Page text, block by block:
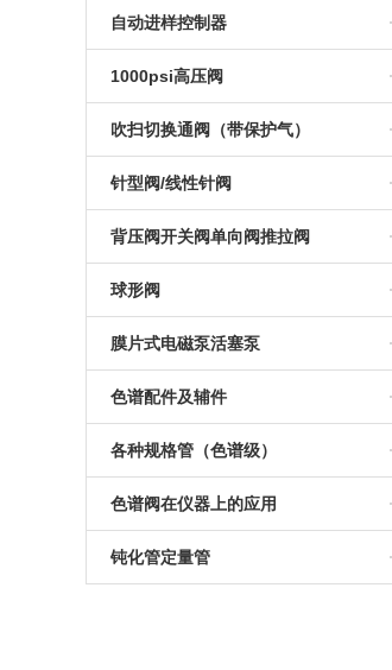
NPT稳压阀
自锁紧稳压阀
金属膜片式稳压阀
横竖出口稳压阀
色谱高精度稳压阀
色谱稳压阀
色谱稳流阀
电动六通切换阀
电动加长六通切换阀
电动惰性六通切换阀
电动加长惰性十通切换阀
气动惰性十通切换阀
气动加长惰性十通切换阀
气动十四通切换阀
气动惰性十通切换 阀
气动十四通切换 阀
气动加长十四通切换阀
气动切换阀加热装 置
气缸 径向
手动六通斜面切换阀
手动六通惰性切换阀
手动六通阀定制
手动八通切换阀
手动十通切换阀
气动切换阀加热箱
1-3顺序气体切换阀
电动一变四顺序切换阀
1-10顺序气体切换阀
1-8顺序气体切换阀
1-4顺序气体切换阀
1-6顺序气体选通换阀
1-16顺序气体切换阀
自动进样控制器
控制器
1000psi高压阀
手动高压切换阀
1-10电动高压顺序切换阀
1-6电动高压顺序切换阀
1-4电动高压顺序切换阀
吹扫切换通阀（带保护气）
吹扫气动十通阀
吹扫气动六通阀
针型阀/线性针阀
线性针阀
氢气针阀
氮气针阀
空气针阀
色谱组合阀
大流量针阀
耐腐蚀气体针形阀
背压阀开关阀单向阀推拉阀
背压阀
推拉阀
单向阀
开关阀
球形阀
不锈钢球型阀
膜片式电磁泵活塞泵
活塞泵
电磁泵
色谱配件及辅件
加热棒铂电阻
分流阀
镀银螺母
各种规格管（色谱级）
管材
色谱阀在仪器上的应用
定制
钝化管定量管